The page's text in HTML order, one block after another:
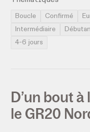
Boucle Confirmé
Intermédiaire
4-6 jours
D’un bout à
le GR20